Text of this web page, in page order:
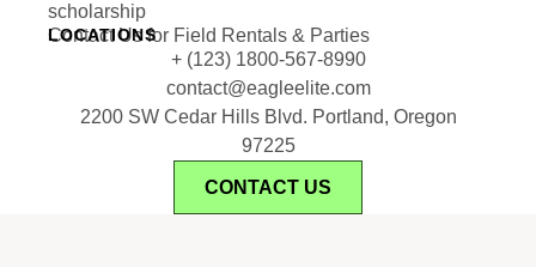
scholarship
Contact Us for Field Rentals & Parties
+ (123) 1800-567-8990
contact@eagleelite.com
2200 SW Cedar Hills Blvd. Portland, Oregon
97225
CONTACT US
LOCATIONS